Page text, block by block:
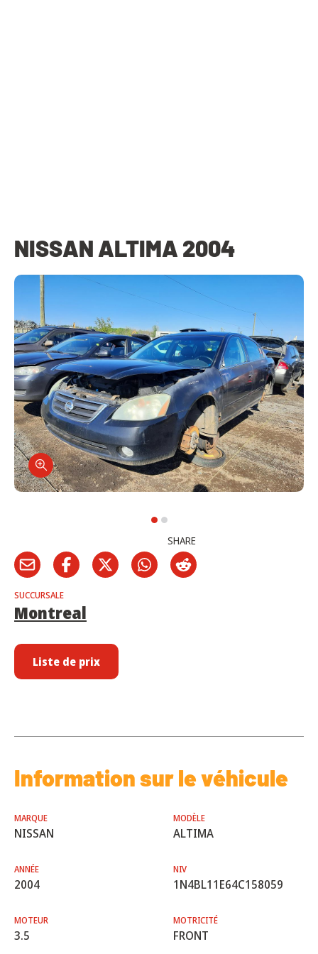
NISSAN ALTIMA 2004
SHARE
SUCCURSALE
Montreal
Liste de prix
Information sur le véhicule
MARQUE
NISSAN
MODÈLE
ALTIMA
ANNÉE
2004
NIV
1N4BL11E64C158059
MOTEUR
3.5
MOTRICITÉ
FRONT